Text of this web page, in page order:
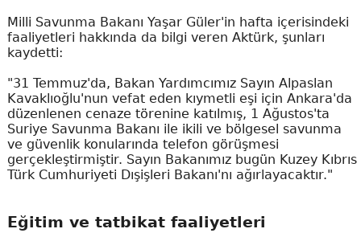
Milli Savunma Bakanı Yaşar Güler'in hafta içerisindeki
faaliyetleri hakkında da bilgi veren Aktürk, şunları
kaydetti:
"31 Temmuz'da, Bakan Yardımcımız Sayın Alpaslan
Kavaklıoğlu'nun vefat eden kıymetli eşi için Ankara'da
düzenlenen cenaze törenine katılmış, 1 Ağustos'ta
Suriye Savunma Bakanı ile ikili ve bölgesel savunma
ve güvenlik konularında telefon görüşmesi
gerçekleştirmiştir. Sayın Bakanımız bugün Kuzey Kıbrıs
Türk Cumhuriyeti Dışişleri Bakanı'nı ağırlayacaktır."
Eğitim ve tatbikat faaliyetleri